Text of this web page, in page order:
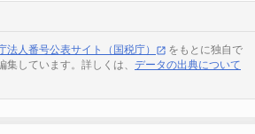
法人番号公表サイト（国税庁）
をもとに独自で
しています。詳しくは、 データの出典について